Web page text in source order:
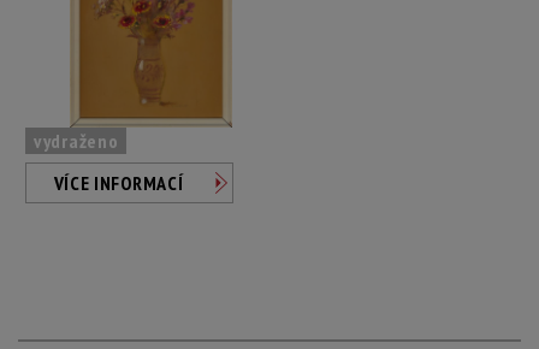
vydraženo
VÍCE INFORMACÍ